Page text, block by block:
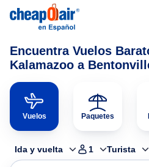
Encuentra Vuelos
Kalamazoo a
Vuelos Paquetes
Ida y vuelta 1 Turista